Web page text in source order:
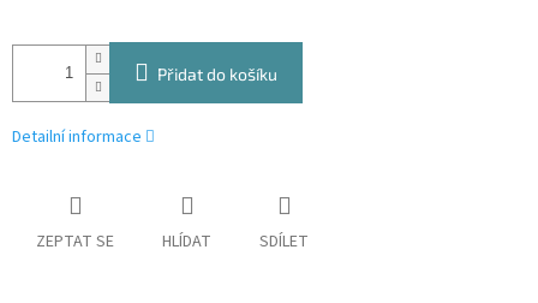
Přidat do košíku
Detailní informace
ZEPTAT SE HLÍDAT SDÍLET